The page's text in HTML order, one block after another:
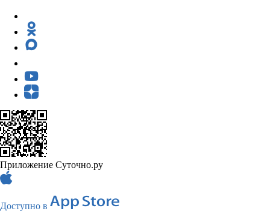
Приложение Суточно.ру
Доступно в